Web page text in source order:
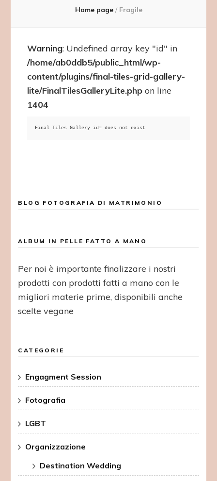
Home page / Fragile
Warning: Undefined array key "id" in
/home/ab0ddb5/public_html/wp-
content/plugins/final-tiles-grid-gallery-
lite/FinalTilesGalleryLite.php on line
1404
Final Tiles Gallery id= does not exist
BLOG FOTOGRAFIA DI MATRIMONIO
ALBUM IN PELLE FATTO A MANO
Per noi è importante finalizzare i nostri
prodotti con prodotti fatti a mano con le
migliori materie prime, disponibili anche
scelte vegane
CATEGORIE
Engagment Session
Fotografia
LGBT
Organizzazione
Destination Wedding